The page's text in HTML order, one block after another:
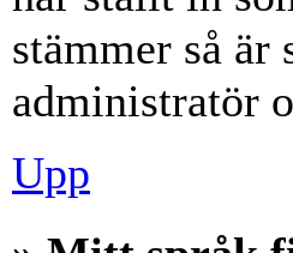
stämmer så
administratör
Upp